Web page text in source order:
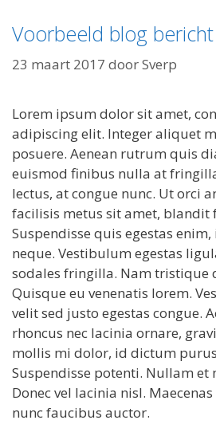
Voorbeeld blog bericht
23 maart 2017 doorSverp
Lorem ipsum dolor sit amet,
adipiscing elit. Integer aliquet
posuere. Aenean rutrum quis
euismod finibus nulla at
lectus, at congue nunc. Ut orci
facilisis metus sit amet, blandit
Suspendisse quis egestas
neque. Vestibulum egestas
sodales fringilla. Nam tristique
Quisque eu venenatis lorem.
velit sed justo egestas congue.
rhoncus nec lacinia ornare,
mollis mi dolor, id dictum
Suspendisse potenti. Nullam et
Donec vel lacinia nisl.
nunc faucibus auctor.